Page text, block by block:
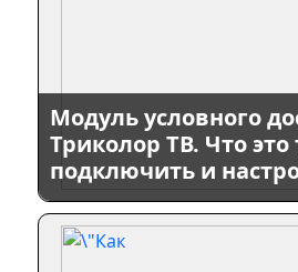
Модуль условного
Триколор ТВ. Что это
подключить и